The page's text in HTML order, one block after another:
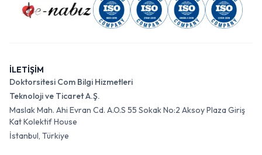
İLETİŞİM
Doktorsitesi Com Bilgi Hizmetleri
Teknoloji ve Ticaret A.Ş.
Maslak Mah. Ahi Evran Cd. A.O.S 55 Sokak No:2 Aksoy Plaza Giriş
Kat Kolektif House
İstanbul, Türkiye